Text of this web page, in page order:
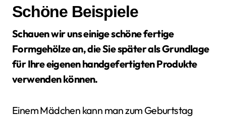
Schöne Beispiele
Schauen wir uns einige schöne fertige
Formgehölze an, die Sie später als Grundlage
für Ihre eigenen handgefertigten Produkte
verwenden können.
Einem Mädchen kann man zum Geburtstag